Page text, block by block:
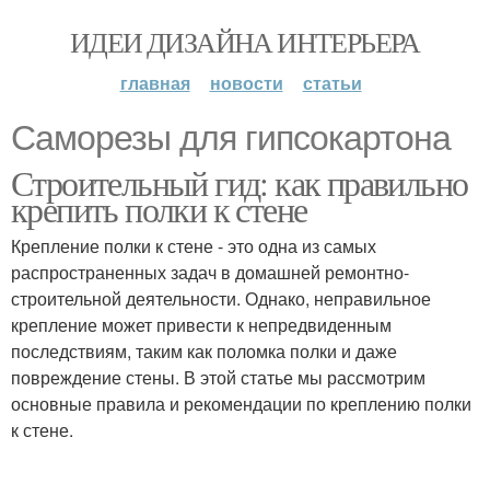
ИДЕИ ДИЗАЙНА ИНТЕРЬЕРА
главная новости статьи
Саморезы для гипсокартона
Строительный гид: как правильно
крепить полки к стене
Крепление полки к стене - это одна из самых
распространенных задач в домашней ремонтно-
строительной деятельности. Однако, неправильное
крепление может привести к непредвиденным
последствиям, таким как поломка полки и даже
повреждение стены. В этой статье мы рассмотрим
основные правила и рекомендации по креплению полки
к стене.